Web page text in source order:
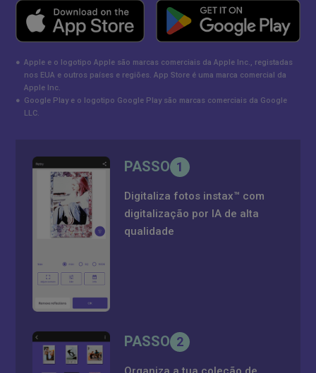
● Apple e o logotipo Apple são marcas comerciais da Apple Inc., registadas
nos EUA e outros países e regiões. App Store é uma marca comercial da
Apple Inc.
● Google Play e o logotipo Google Play são marcas comerciais da Google
LLC.
PASSO 1
Digitaliza fotos instax™ com
digitalização por IA de alta
qualidade
PASSO 2